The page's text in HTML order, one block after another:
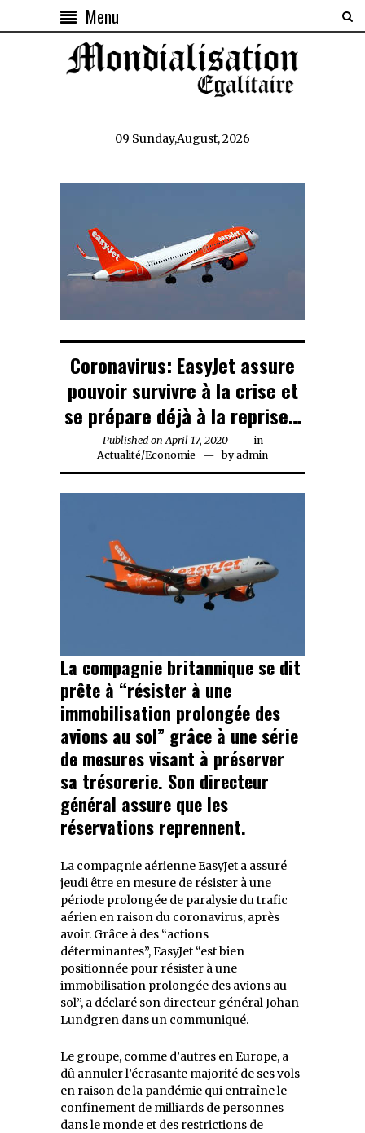
Menu
09 Sunday,August, 2026
Coronavirus: EasyJet assure
pouvoir survivre à la crise et
se prépare déjà à la reprise…
Published on April 17, 2020April
17,
in
Actualité/Economie byadmin
La compagnie britannique se dit
prête à “résister à une
immobilisation prolongée des
avions au sol” grâce à une série
de mesures visant à préserver
sa trésorerie. Son directeur
général assure que les
réservations reprennent.
La compagnie aérienne EasyJet a assuré
jeudi être en mesure de résister à une
période prolongée de paralysie du trafic
aérien en raison du coronavirus, après
avoir. Grâce à des “actions
déterminantes”, EasyJet “est bien
positionnée pour résister à une
immobilisation prolongée des avions au
sol”, a déclaré son directeur général Johan
Lundgren dans un communiqué.
Le groupe, comme d’autres en Europe, a
dû annuler l’écrasante majorité de ses vols
en raison de la pandémie qui entraîne le
confinement de milliards de personnes
dans le monde et des restrictions de